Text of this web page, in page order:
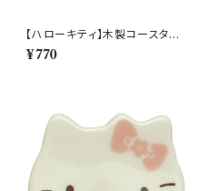
【ハローキティ】木製コースター
(ハローキティ)【HK200】HK2
03-346
¥770